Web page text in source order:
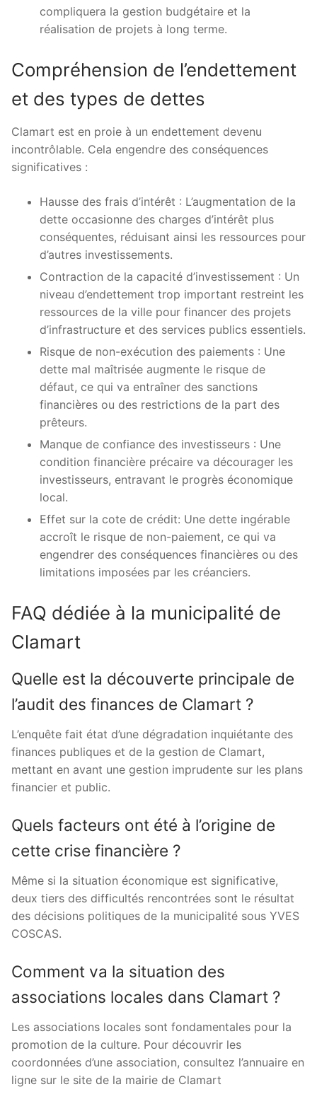
compliquera la gestion budgétaire et la
réalisation de projets à long terme.
Compréhension de l’endettement
et des types de dettes
Clamart est en proie à un endettement devenu
incontrôlable. Cela engendre des conséquences
significatives :
Hausse des frais d’intérêt : L’augmentation de la
dette occasionne des charges d’intérêt plus
conséquentes, réduisant ainsi les ressources pour
d’autres investissements.
Contraction de la capacité d’investissement : Un
niveau d’endettement trop important restreint les
ressources de la ville pour financer des projets
d’infrastructure et des services publics essentiels.
Risque de non-exécution des paiements : Une
dette mal maîtrisée augmente le risque de
défaut, ce qui va entraîner des sanctions
financières ou des restrictions de la part des
prêteurs.
Manque de confiance des investisseurs : Une
condition financière précaire va décourager les
investisseurs, entravant le progrès économique
local.
Effet sur la cote de crédit: Une dette ingérable
accroît le risque de non-paiement, ce qui va
engendrer des conséquences financières ou des
limitations imposées par les créanciers.
FAQ dédiée à la municipalité de
Clamart
Quelle est la découverte principale de
l’audit des finances de Clamart ?
L’enquête fait état d’une dégradation inquiétante des
finances publiques et de la gestion de Clamart,
mettant en avant une gestion imprudente sur les plans
financier et public.
Quels facteurs ont été à l’origine de
cette crise financière ?
Même si la situation économique est significative,
deux tiers des difficultés rencontrées sont le résultat
des décisions politiques de la municipalité sous YVES
COSCAS.
Comment va la situation des
associations locales dans Clamart ?
Les associations locales sont fondamentales pour la
promotion de la culture. Pour découvrir les
coordonnées d’une association, consultez l’annuaire en
ligne sur le site de la mairie de Clamart